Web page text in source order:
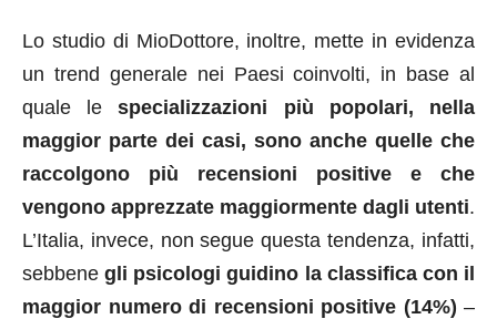
Lo studio di MioDottore, inoltre, mette in evidenza
un trend generale nei Paesi coinvolti, in base al
quale lespecializzazioni più popolari, nella
maggior parte dei casi, sono anche quelle che
raccolgono più recensioni positive e che
vengono apprezzate maggiormente dagli utenti.
L’Italia, invece, non segue questa tendenza, infatti,
sebbenegli psicologi guidino la classifica con il
maggior numero di recensioni positive (14%) –